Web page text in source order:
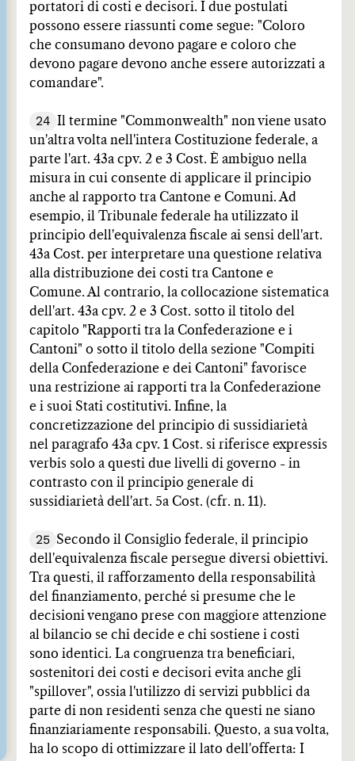
portatori di costi e decisori. I due postulati
possono essere riassunti come segue: "Coloro
che consumano devono pagare e coloro che
devono pagare devono anche essere autorizzati a
comandare".
24
Il termine "Commonwealth" non viene usato
un'altra volta nell'intera Costituzione federale, a
parte l'art. 43a cpv. 2 e 3 Cost. È ambiguo nella
misura in cui consente di applicare il principio
anche al rapporto tra Cantone e Comuni. Ad
esempio, il Tribunale federale ha utilizzato il
principio dell'equivalenza fiscale ai sensi dell'art.
43a Cost. per interpretare una questione relativa
alla distribuzione dei costi tra Cantone e
Comune. Al contrario, la collocazione sistematica
dell'art. 43a cpv. 2 e 3 Cost. sotto il titolo del
capitolo "Rapporti tra la Confederazione e i
Cantoni" o sotto il titolo della sezione "Compiti
della Confederazione e dei Cantoni" favorisce
una restrizione ai rapporti tra la Confederazione
e i suoi Stati costitutivi. Infine, la
concretizzazione del principio di sussidiarietà
nel paragrafo 43a cpv. 1 Cost. si riferisce expressis
verbis solo a questi due livelli di governo - in
contrasto con il principio generale di
sussidiarietà dell'art. 5a Cost. (cfr. n. 11).
25 Secondo il Consiglio federale, il principio
dell'equivalenza fiscale persegue diversi obiettivi.
Tra questi, il rafforzamento della responsabilità
del finanziamento, perché si presume che le
decisioni vengano prese con maggiore attenzione
al bilancio se chi decide e chi sostiene i costi
sono identici. La congruenza tra beneficiari,
sostenitori dei costi e decisori evita anche gli
"spillover", ossia l'utilizzo di servizi pubblici da
parte di non residenti senza che questi ne siano
finanziariamente responsabili. Questo, a sua volta,
ha lo scopo di ottimizzare il lato dell'offerta: I